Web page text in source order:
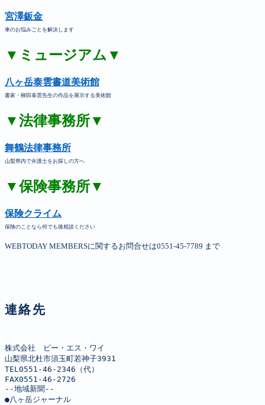
宮澤鈑金
車のお悩みごとを解決します
▼ミュージアム▼
八ヶ岳泰雲書道美術館
書家・柳田泰雲先生の作品を展示する美術館
▼法律事務所▼
舞鶴法律事務所
山梨県内で弁護士をお探しの方へ
▼保険事務所▼
保険クライム
保険のことなら何でも後相談ください
WEBTODAY MEMBERSに関するお問合せは0551-45-7789 まで
連絡先
株式会社　ピー・エス・ワイ
山梨県北杜市須玉町若神子3931
TEL0551-46-2346（代）
FAX0551-46-2726
--地域新聞--
●八ヶ岳ジャーナル